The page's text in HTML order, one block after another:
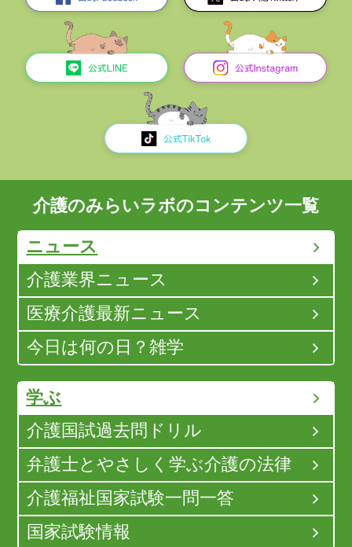
介護のみらいラボのコンテンツ一覧
ニュース
介護業界ニュース
医療介護最新ニュース
今日は何の日？雑学
学ぶ
介護国試過去問ドリル
弁護士とやさしく学ぶ介護の法律
介護福祉国家試験一問一答
国家試験情報